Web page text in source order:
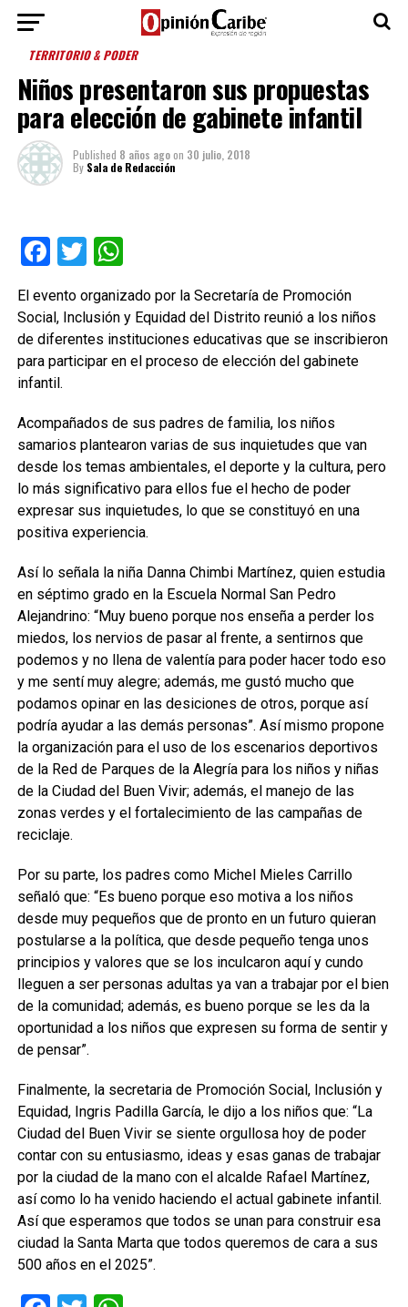
TERRITORIO & PODER
Niños presentaron sus propuestas
para elección de gabinete infantil
Published 8 años agoon 30 julio, 2018
By Sala de Redacción
Facebook
TwitterWhatsApp
El evento organizado por la Secretaría de Promoción
Social, Inclusión y Equidad del Distrito reunió a los niños
de diferentes instituciones educativas que se inscribieron
para participar en el proceso de elección del gabinete
infantil.
Acompañados de sus padres de familia, los niños
samarios plantearon varias de sus inquietudes que van
desde los temas ambientales, el deporte y la cultura, pero
lo más significativo para ellos fue el hecho de poder
expresar sus inquietudes, lo que se constituyó en una
positiva experiencia.
Así lo señala la niña Danna Chimbi Martínez, quien estudia
en séptimo grado en la Escuela Normal San Pedro
Alejandrino: “Muy bueno porque nos enseña a perder los
miedos, los nervios de pasar al frente, a sentirnos que
podemos y no llena de valentía para poder hacer todo eso
y me sentí muy alegre; además, me gustó mucho que
podamos opinar en las desiciones de otros, porque así
podría ayudar a las demás personas”. Así mismo propone
la organización para el uso de los escenarios deportivos
de la Red de Parques de la Alegría para los niños y niñas
de la Ciudad del Buen Vivir; además, el manejo de las
zonas verdes y el fortalecimiento de las campañas de
reciclaje.
Por su parte, los padres como Michel Mieles Carrillo
señaló que: “Es bueno porque eso motiva a los niños
desde muy pequeños que de pronto en un futuro quieran
postularse a la política, que desde pequeño tenga unos
principios y valores que se los inculcaron aquí y cundo
lleguen a ser personas adultas ya van a trabajar por el bien
de la comunidad; además, es bueno porque se les da la
oportunidad a los niños que expresen su forma de sentir y
de pensar”.
Finalmente, la secretaria de Promoción Social, Inclusión y
Equidad, Ingris Padilla García, le dijo a los niños que: “La
Ciudad del Buen Vivir se siente orgullosa hoy de poder
contar con su entusiasmo, ideas y esas ganas de trabajar
por la ciudad de la mano con el alcalde Rafael Martínez,
así como lo ha venido haciendo el actual gabinete infantil.
Así que esperamos que todos se unan para construir esa
ciudad la Santa Marta que todos queremos de cara a sus
500 años en el 2025”.